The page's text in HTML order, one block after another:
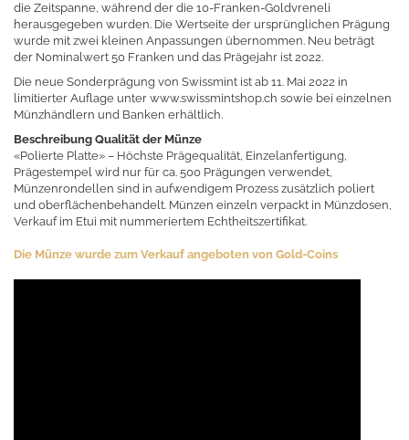
die Zeitspanne, während der die 10-Franken-Goldvreneli
herausgegeben wurden. Die Wertseite der ursprünglichen Prägung
wurde mit zwei kleinen Anpassungen übernommen. Neu beträgt
der Nominalwert 50 Franken und das Prägejahr ist 2022.
Die neue Sonderprägung von Swissmint ist ab 11. Mai 2022 in
limitierter Auflage unter www.swissmintshop.ch sowie bei einzelnen
Münzhändlern und Banken erhältlich.
Beschreibung Qualität der Münze
«Polierte Platte» – Höchste Prägequalität, Einzelanfertigung,
Prägestempel wird nur für ca. 500 Prägungen verwendet,
Münzenrondellen sind in aufwendigem Prozess zusätzlich poliert
und oberflächenbehandelt. Münzen einzeln verpackt in Münzdosen,
Verkauf im Etui mit nummeriertem Echtheitszertifikat.
Die Münze wurde zum Verkauf angeboten von Gold-Coins